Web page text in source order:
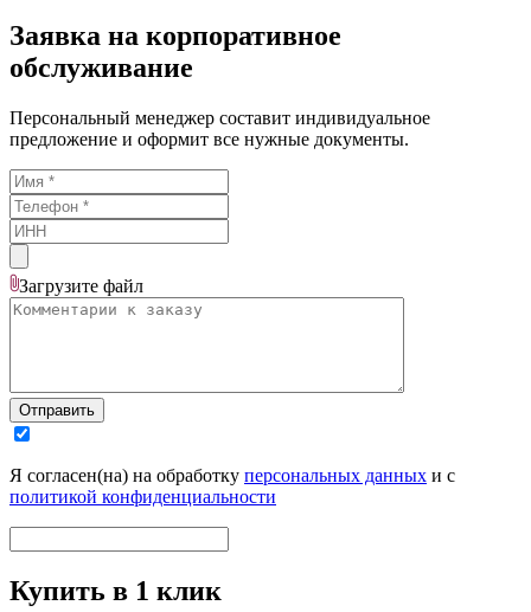
Заявка на корпоративное
обслуживание
Персональный менеджер составит индивидуальное
предложение и оформит все нужные документы.
Загрузите файл
Отправить
Я согласен(на) на обработку персональных данных и с
политикой конфиденциальности
Купить в 1 клик